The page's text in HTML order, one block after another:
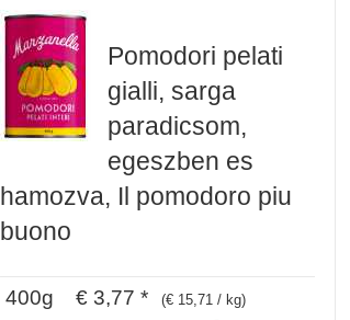
Pomodori pelati
gialli, sarga
paradicsom,
egeszben es
hamozva, Il pomodoro piu
buono
400g € 3,77 * (€ 15,71 / kg)